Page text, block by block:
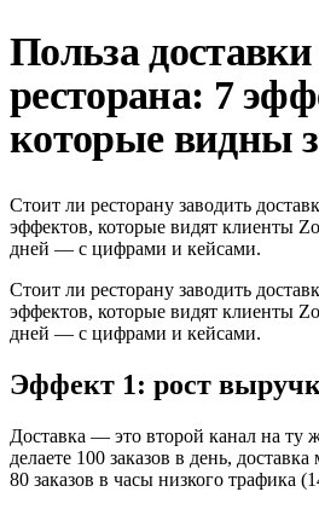
Польза
ресторана: 7
которые видны
Стоит ли ресторану заводить
эффектов, которые видят клиенты
дней — с цифрами и кейсами.
Стоит ли ресторану заводить
эффектов, которые видят клиенты
дней — с цифрами и кейсами.
Эффект 1: рост
Доставка — это второй канал на ту
делаете 100 заказов в день,
80 заказов в часы низкого трафика